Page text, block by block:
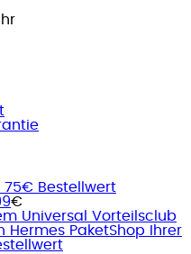
75€ Bestellwert
€
Universal Vorteilsclub
Hermes PaketShop Ihrer